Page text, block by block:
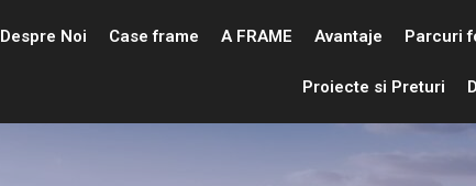
Despre Noi Case frame A FRAME Avantaje Parcuri
Proiecte si Preturi